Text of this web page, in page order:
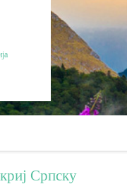
Српску